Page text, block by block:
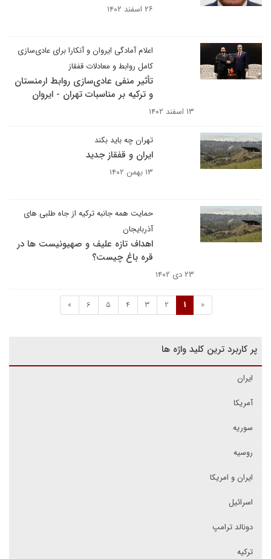
۲۶ اسفند ۱۴۰۲
اعلام آمادگی ایروان و آنکارا برای عادی‌سازی
کامل روابط و معادلات قفقاز
تأثیر منفی عادی‌سازی روابط ارمنستان
و ترکیه بر مناسبات تهران - ایروان
۱۳ اسفند ۱۴۰۲
تهران چه باید بکند
ایران و قفقاز جدید
۱۳ بهمن ۱۴۰۲
حمایت همه جانبه ترکیه از جاه طلبی های
آذربایجان
اهداف تازه علیف و صهیونیست ها در
قره باغ چیست؟
۲۳ دی ۱۴۰۲
«
1
2
3
4
5
6
»
پر کاربرد ترین کلید واژه ها
ایران
آمریکا
سوریه
روسیه
ایران و امریکا
اسرائیل
دونالد ترامپ
ترکیه